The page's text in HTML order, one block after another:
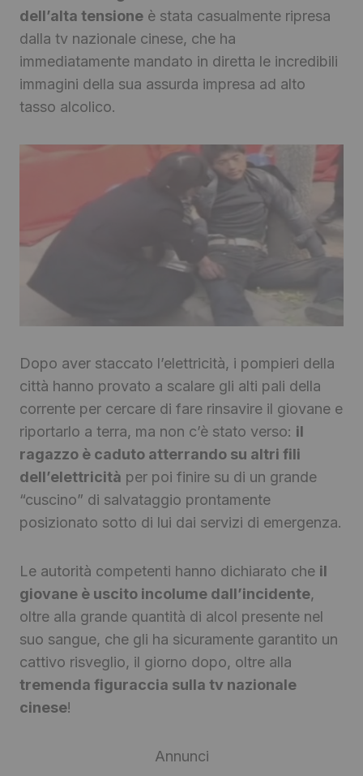
dell’alta tensione è stata casualmente ripresa
dalla tv nazionale cinese, che ha
immediatamente mandato in diretta le incredibili
immagini della sua assurda impresa ad alto
tasso alcolico.
Dopo aver staccato l’elettricità, i pompieri della
città hanno provato a scalare gli alti pali della
corrente per cercare di fare rinsavire il giovane e
riportarlo a terra, ma non c’è stato verso: il
ragazzo è caduto atterrando su altri fili
dell’elettricità per poi finire su di un grande
“cuscino” di salvataggio prontamente
posizionato sotto di lui dai servizi di emergenza.
Le autorità competenti hanno dichiarato che il
giovane è uscito incolume dall’incidente,
oltre alla grande quantità di alcol presente nel
suo sangue, che gli ha sicuramente garantito un
cattivo risveglio, il giorno dopo, oltre alla
tremenda figuraccia sulla tv nazionale
cinese!
Annunci